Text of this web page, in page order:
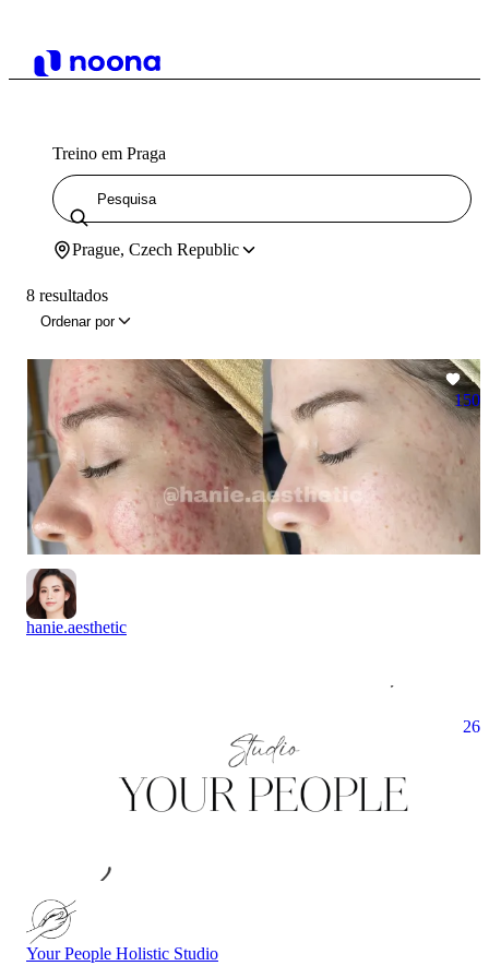
Treino em Praga
Prague, Czech Republic
8 resultados
Ordenar por
150
hanie.aesthetic
26
Your People Holistic Studio